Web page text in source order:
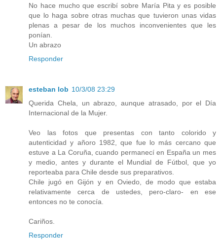
No hace mucho que escribí sobre María Pita y es posible
que lo haga sobre otras muchas que tuvieron unas vidas
plenas a pesar de los muchos inconvenientes que les
ponían.
Un abrazo
Responder
esteban lob 10/3/08 23:29
Querida Chela, un abrazo, aunque atrasado, por el Día
Internacional de la Mujer.
Veo las fotos que presentas con tanto colorido y
autenticidad y añoro 1982, que fue lo más cercano que
estuve a La Coruña, cuando permanecí en España un mes
y medio, antes y durante el Mundial de Fútbol, que yo
reporteaba para Chile desde sus preparativos.
Chile jugó en Gijón y en Oviedo, de modo que estaba
relativamente cerca de ustedes, pero-claro- en ese
entonces no te conocía.
Cariños.
Responder